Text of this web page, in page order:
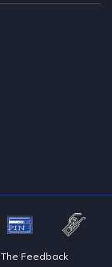
The Feedback